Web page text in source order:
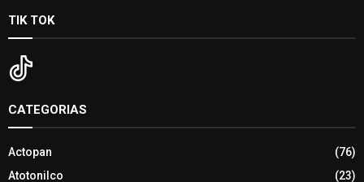
TIK TOK
CATEGORIAS
Actopan
(76)
Atotonilco
(23)